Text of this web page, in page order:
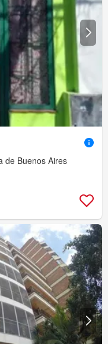
de Buenos Aires